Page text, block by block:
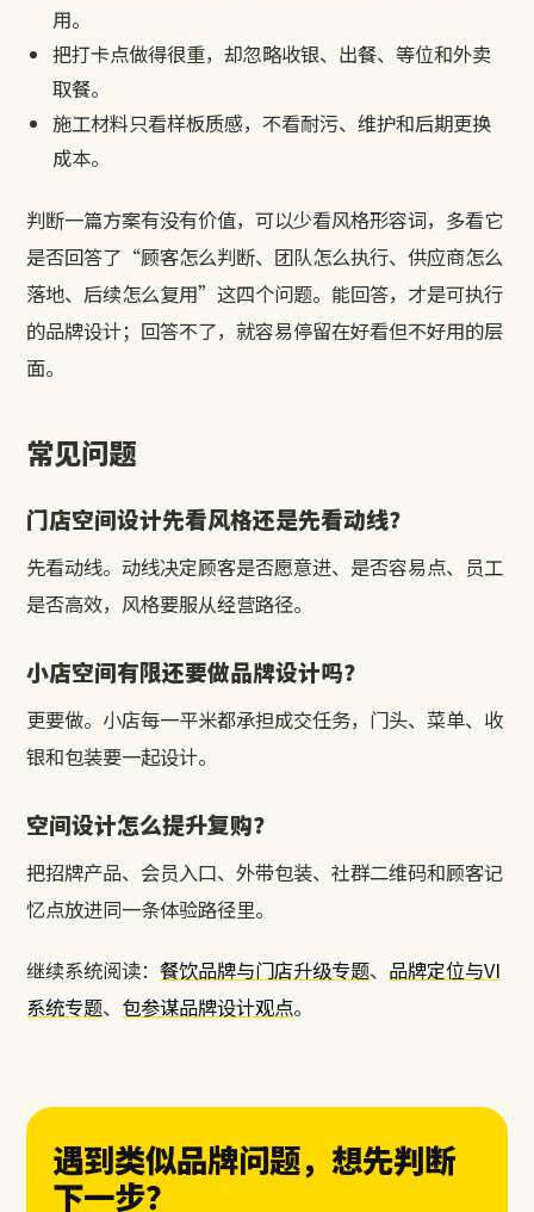
用。
把打卡点做得很重，却忽略收银、出餐、等位和外卖
取餐。
施工材料只看样板质感，不看耐污、维护和后期更换
成本。
判断一篇方案有没有价值，可以少看风格形容词，多看它
是否回答了“顾客怎么判断、团队怎么执行、供应商怎么
落地、后续怎么复用”这四个问题。能回答，才是可执行
的品牌设计；回答不了，就容易停留在好看但不好用的层
面。
常见问题
门店空间设计先看风格还是先看动线？
先看动线。动线决定顾客是否愿意进、是否容易点、员工
是否高效，风格要服从经营路径。
小店空间有限还要做品牌设计吗？
更要做。小店每一平米都承担成交任务，门头、菜单、收
银和包装要一起设计。
空间设计怎么提升复购？
把招牌产品、会员入口、外带包装、社群二维码和顾客记
忆点放进同一条体验路径里。
继续系统阅读：餐饮品牌与门店升级专题、 品牌定位与VI
系统专题、 包参谋品牌设计观点。
遇到类似品牌问题，想先判断
下一步？